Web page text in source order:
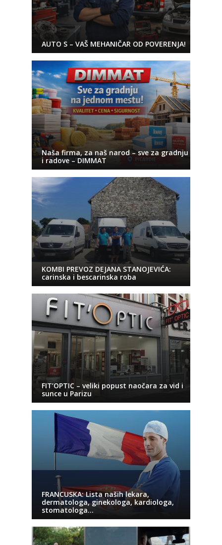
AUTO S – VAŠ MEHANIČAR OD POVERENJA!
Naša firma, za naš narod – sve za gradnju
i radove – DIMMAT
KOMBI PREVOZ DEJANA STANOJEVIĆA:
carinska i bescarinska roba
FIT’OPTIC – veliki popust naočara za vid i
sunce u Parizu
FRANCUSKA: Lista naših lekara,
dermatologa, ginekologa, kardiologa,
stomatologa…